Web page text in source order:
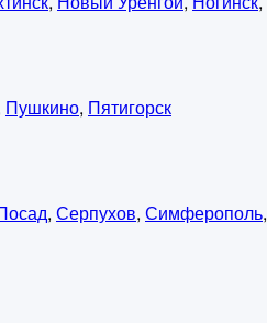
Пушкино, Пятигорск
, Серпухов, Симферополь,